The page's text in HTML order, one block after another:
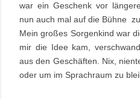
war ein Geschenk vor
nun auch mal auf die Bühne
Mein großes Sorgenkind war
mir die Idee kam,
aus den Geschäften. Nix,
oder um im Sprachraum zu